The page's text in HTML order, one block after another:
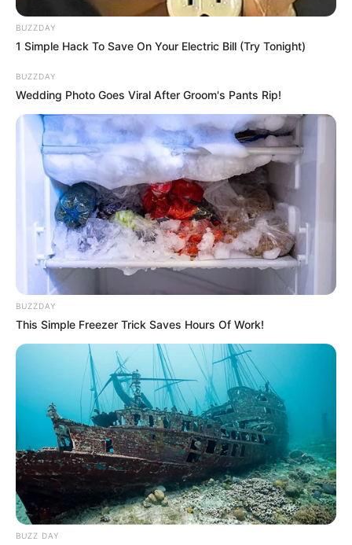
Célpont a gödöllői férfi
A vád szerint 2015-ben úgy döntöttek, hogy
pénzért meggyilkolnak egy gödöllői roma férfit.
Szlovákiából rengeteg hatástalanított fegyvert
szereztek, amelyeket R. Gyula – gépésztechnikusi
tudását felhasználva – visszaélesített.
A tervük aprólékos volt: feltérképezték a házat,
álruhákat vettek (vörös paróka, kék esőkabát), sőt
még hamis taxisrendszámot is beszereztek. M.
Péter kijelentette: bárkit lelő, aki bent tartózkodik, a
gyilkosság után pedig felgyújtják az épületet.
tervet sem tudták végrehajtani. Péter motivációja
saját bevallása szerint az volt, hogy „bekerüljön a
hírekbe”.
Egy alkalommal Budapesten villamosra is
felszálltak, ahol ujjaikkal lövéseket imitáltak – ezzel
próbálták „gyakorolni” a merényletet. Állásuk ekkor
már rég nem volt, idejük viszont annál több.
BUZZDAY
1 Simple Hack To Save On Your Electric Bill (Try Tonight)
BUZZDAY
Wedding Photo Goes Viral After Groom's Pants Rip!
BUZZDAY
This Simple Freezer Trick Saves Hours Of Work!
BUZZ DAY